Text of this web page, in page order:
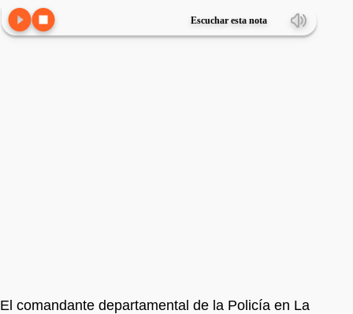
Escuchar esta nota
El comandante departamental de la Policía en La